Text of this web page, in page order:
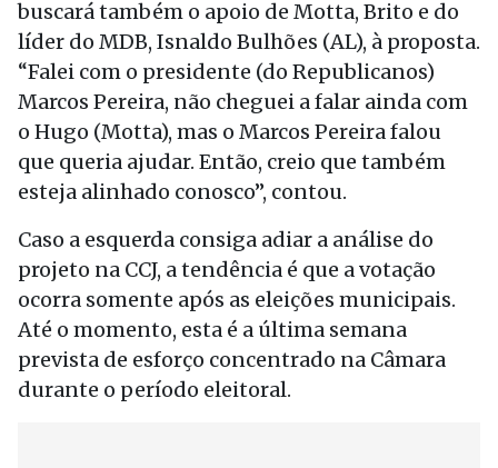
buscará também o apoio de Motta, Brito e do
líder do MDB, Isnaldo Bulhões (AL), à proposta.
“Falei com o presidente (do Republicanos)
Marcos Pereira, não cheguei a falar ainda com
o Hugo (Motta), mas o Marcos Pereira falou
que queria ajudar. Então, creio que também
esteja alinhado conosco”, contou.
Caso a esquerda consiga adiar a análise do
projeto na CCJ, a tendência é que a votação
ocorra somente após as eleições municipais.
Até o momento, esta é a última semana
prevista de esforço concentrado na Câmara
durante o período eleitoral.